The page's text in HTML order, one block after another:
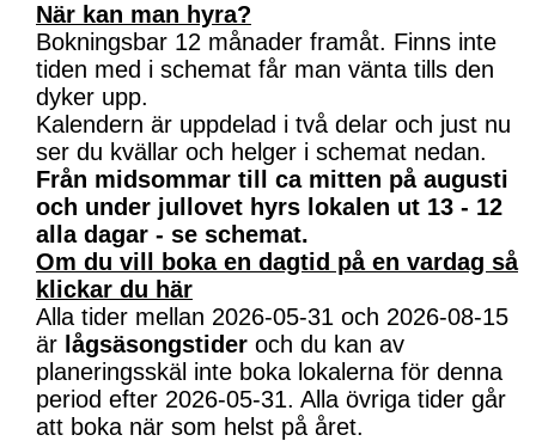
När kan man hyra?
Bokningsbar 12 månader framåt. Finns inte
tiden med i schemat får man vänta tills den
dyker upp.
Kalendern är uppdelad i två delar och just nu
ser du kvällar och helger i schemat nedan.
Från midsommar till ca mitten på augusti
och under jullovet hyrs lokalen ut 13 - 12
alla dagar - se schemat.
Om du vill boka en dagtid på en vardag så
klickar du här
Alla tider mellan 2026-05-31 och 2026-08-15
är lågsäsongstider och du kan av
planeringsskäl inte boka lokalerna för denna
period efter 2026-05-31. Alla övriga tider går
att boka när som helst på året.